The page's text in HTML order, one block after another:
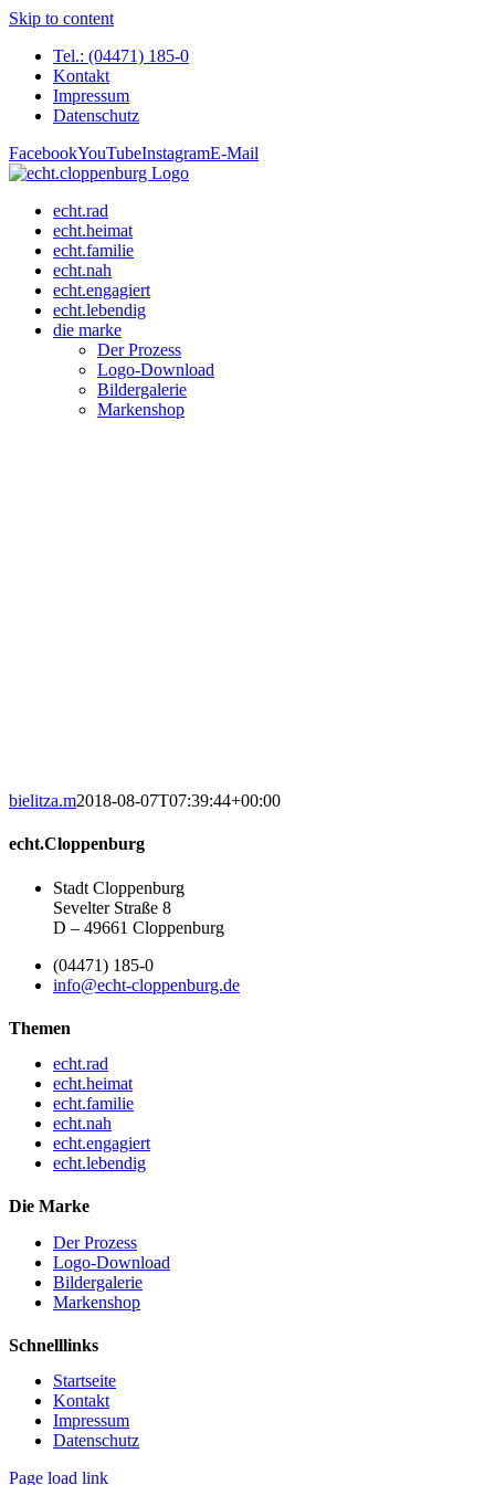
Skip to content
Tel.: (04471) 185-0
Kontakt
Impressum
Datenschutz
FacebookYouTubeInstagramE-Mail
echt.rad
echt.heimat
echt.familie
echt.nah
echt.engagiert
echt.lebendig
die marke
Der Prozess
Logo-Download
Bildergalerie
Markenshop
bielitza.m2018-08-07T07:39:44+00:00
echt.Cloppenburg
Stadt Cloppenburg
Sevelter Straße 8
D – 49661 Cloppenburg
(04471) 185-0
info@echt-cloppenburg.de
Themen
echt.rad
echt.heimat
echt.familie
echt.nah
echt.engagiert
echt.lebendig
Die Marke
Der Prozess
Logo-Download
Bildergalerie
Markenshop
Schnelllinks
Startseite
Kontakt
Impressum
Datenschutz
Page load link